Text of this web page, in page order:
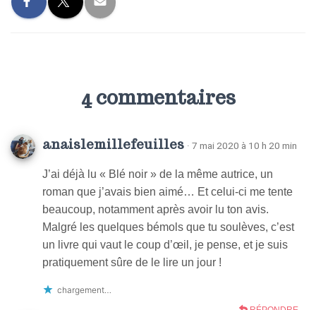
4 commentaires
anaislemillefeuilles · 7 mai 2020 à 10 h 20 min
J’ai déjà lu « Blé noir » de la même autrice, un
roman que j’avais bien aimé… Et celui-ci me tente
beaucoup, notamment après avoir lu ton avis.
Malgré les quelques bémols que tu soulèves, c’est
un livre qui vaut le coup d’œil, je pense, et je suis
pratiquement sûre de le lire un jour !
chargement…